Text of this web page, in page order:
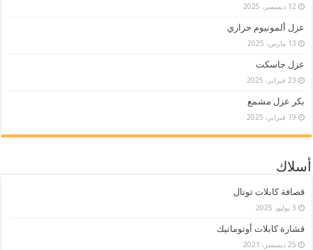
12 ديسمبر، 2025
عزل ألمونيوم حراري
13 مارس، 2025
عزل جاسكت
23 فبراير، 2025
بكر عزل مشمع
19 فبراير، 2025
أسلاك
قصافة كابلات توتال
3 يوليو، 2025
قشارة كابلات أوتوماتيك
25 ديسمبر، 2021